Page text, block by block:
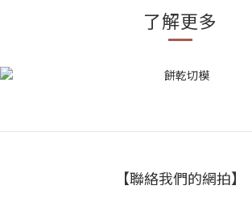
了解更多
【聯絡我們的網拍】